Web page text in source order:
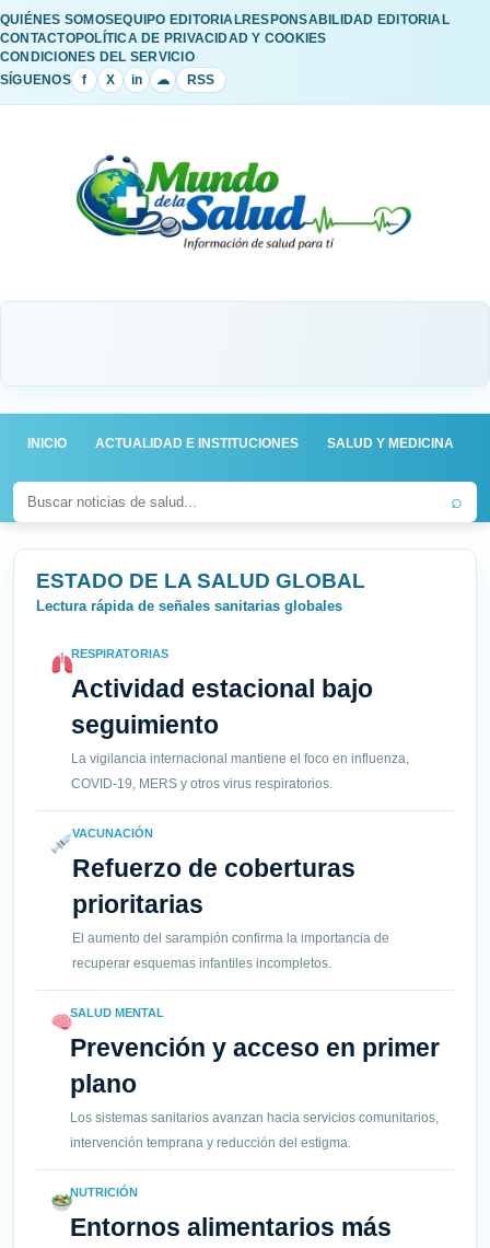
QUIÉNES SOMOSEQUIPO EDITORIALRESPONSABILIDAD EDITORIAL
CONTACTOPOLÍTICA DE PRIVACIDAD Y COOKIES
CONDICIONES DEL SERVICIO
SÍGUENOS
f X in ☁ RSS
INICIO ACTUALIDAD E INSTITUCIONES SALUD Y MEDICINA
⌕
ESTADO DE LA SALUD GLOBAL
Lectura rápida de señales sanitarias globales
RESPIRATORIAS
Actividad estacional bajo
seguimiento
La vigilancia internacional mantiene el foco en influenza,
COVID-19, MERS y otros virus respiratorios.
VACUNACIÓN
Refuerzo de coberturas
prioritarias
El aumento del sarampión confirma la importancia de
recuperar esquemas infantiles incompletos.
SALUD MENTAL
Prevención y acceso en primer
plano
Los sistemas sanitarios avanzan hacia servicios comunitarios,
intervención temprana y reducción del estigma.
NUTRICIÓN
Entornos alimentarios más